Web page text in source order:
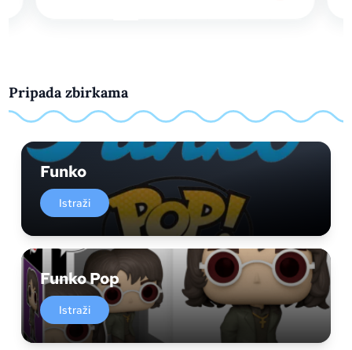
Pripada zbirkama
Funko
Istraži
Funko Pop
Istraži